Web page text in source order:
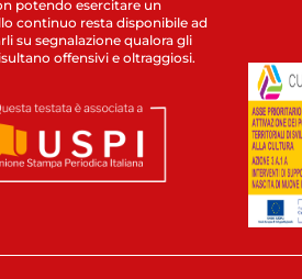
potendo esercitare un
continuo resta disponibile ad
su segnalazione qualora gli
offensivi e oltraggiosi.